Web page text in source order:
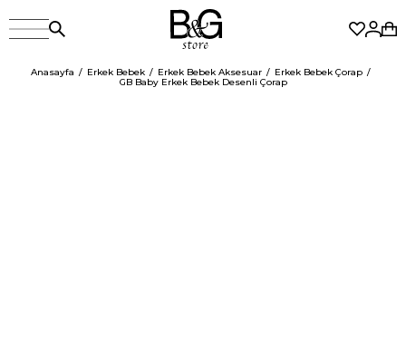
Anasayfa Erkek Bebek Erkek Bebek Aksesuar
Erkek Bebek Çorap
GB Baby Erkek Bebek Desenli Çorap